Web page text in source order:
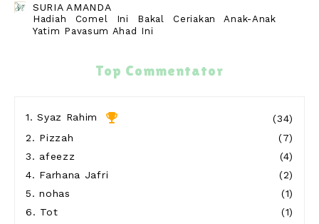
SURIA AMANDA
Hadiah Comel Ini Bakal Ceriakan Anak-Anak
Yatim Payasum Ahad Ini
Blog Sihatimerahjambu
Meremis di Pantai Teluk Kubor Port Dickson
Top Commentator
1.Syaz Rahim
(34)
2. Pizzah
(7)
3. afeezz
(4)
4. Farhana Jafri
(2)
5.nohas
(1)
6. Tot
(1)